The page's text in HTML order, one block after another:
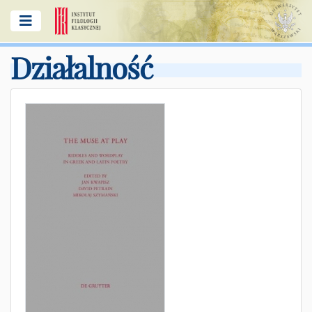
Działalność